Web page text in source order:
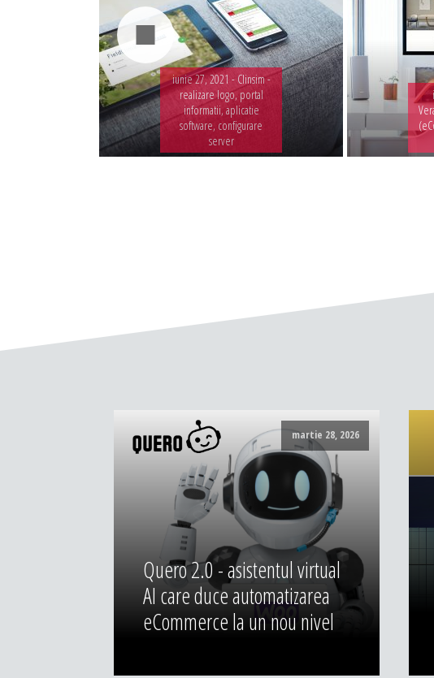
iunie 27, 2021 - Clinsim -
realizare logo, portal
informatii, aplicatie
software, configurare
server
martie 28, 2026
Quero 2.0 - asistentul virtual
AI care duce automatizarea
eCommerce la un nou nivel